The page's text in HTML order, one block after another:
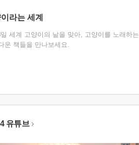
라는 세계
세계 고양이의 날을 맞아, 고양이를 노래하는
운 책들을 만나보세요.
유튜브